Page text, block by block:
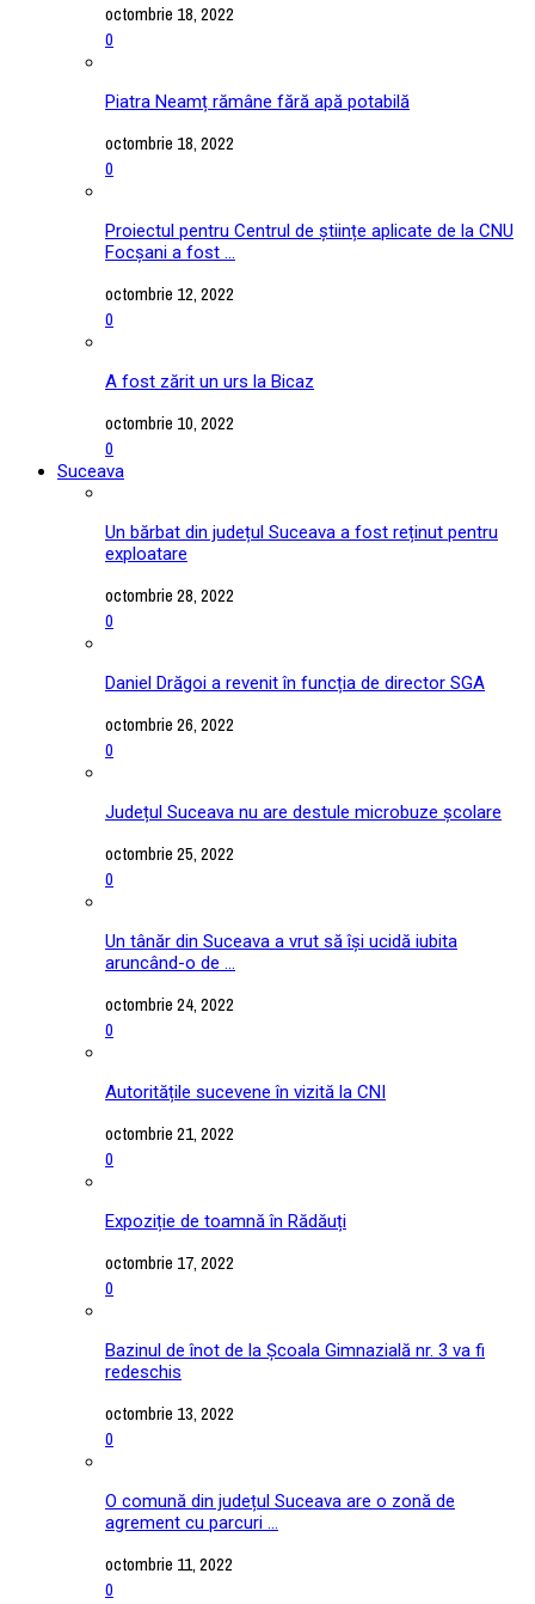
octombrie 18, 2022
0
Piatra Neamț rămâne fără apă potabilă
octombrie 18, 2022
0
Proiectul pentru Centrul de științe aplicate de la CNU
Focșani a fost ...
octombrie 12, 2022
0
A fost zărit un urs la Bicaz
octombrie 10, 2022
0
Suceava
Un bărbat din județul Suceava a fost reținut pentru
exploatare
octombrie 28, 2022
0
Daniel Drăgoi a revenit în funcția de director SGA
octombrie 26, 2022
0
Județul Suceava nu are destule microbuze școlare
octombrie 25, 2022
0
Un tânăr din Suceava a vrut să își ucidă iubita
aruncând-o de ...
octombrie 24, 2022
0
Autoritățile sucevene în vizită la CNI
octombrie 21, 2022
0
Expoziție de toamnă în Rădăuți
octombrie 17, 2022
0
Bazinul de înot de la Școala Gimnazială nr. 3 va fi
redeschis
octombrie 13, 2022
0
O comună din județul Suceava are o zonă de
agrement cu parcuri ...
octombrie 11, 2022
0